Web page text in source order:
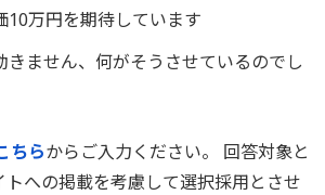
10万円を期待しています
きません、何がそうさせているのでし
ちらからご入力ください。 回答対象と
への掲載を考慮して選択採用とさせ